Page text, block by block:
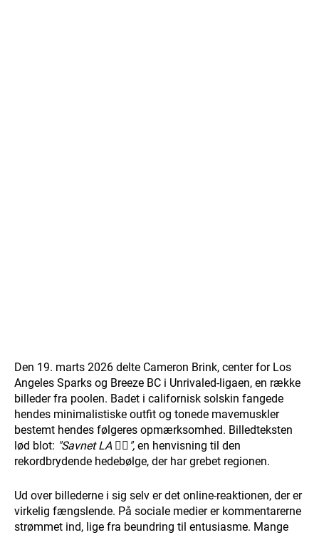
Den 19. marts 2026 delte Cameron Brink, center for Los
Angeles Sparks og Breeze BC i Unrivaled-ligaen, en række
billeder fra poolen. Badet i californisk solskin fangede
hendes minimalistiske outfit og tonede mavemuskler
bestemt hendes følgeres opmærksomhed. Billedteksten
lød blot: "Savnet LA ❤️‍🔥", en henvisning til den
rekordbrydende hedebølge, der har grebet regionen.
Ud over billederne i sig selv er det online-reaktionen, der er
virkelig fængslende. På sociale medier er kommentarerne
strømmet ind, lige fra beundring til entusiasme. Mange